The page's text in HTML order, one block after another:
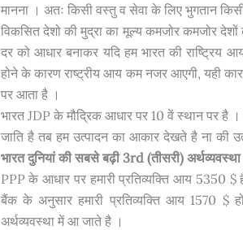
मानना । अतः किसी वस्तु व सेवा के लिए भुगतान
विकसित देशो की मुद्रा का मूल्य कमजोर कमजोर देशों
दर को आधार बनाकर यदि हम भारत की राष्ट्रिय
होने के कारण राष्ट्रीय आय कम नजर आएगी, यही
पर आता है ।
भारत JDP के मौद्रिक आधार पर 10 वें स्थान पर है
जाति है तब हम उत्पादन का आकार देखते है ना की
भारत दुनियां की सबसे बढ़ी 3rd (तीसरी)
PPP के आधार पर हमारी प्रतिव्यक्ति आय 5350
बैंक के अनुसार हमारी प्रतिव्यक्ति आय 1570 $
अर्थव्यवस्था में आ जाते है ।